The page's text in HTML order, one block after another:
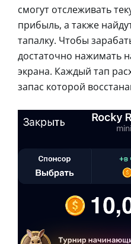
смогут отслеживать
прибыль, а также
тапалку. Чтобы
достаточно нажимать
экрана. Каждый тап
запас которой